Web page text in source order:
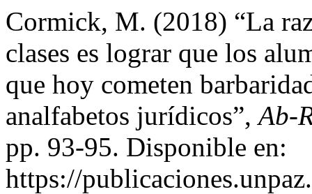
Cormick, M. (2018) “La
clases es lograr que los
que hoy cometen
analfabetos jurídicos”,Ab-
pp. 93-95. Disponible en:
https://